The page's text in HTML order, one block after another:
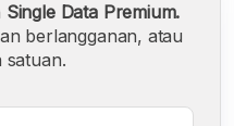
Single Data Premium.
berlangganan, atau
satuan.